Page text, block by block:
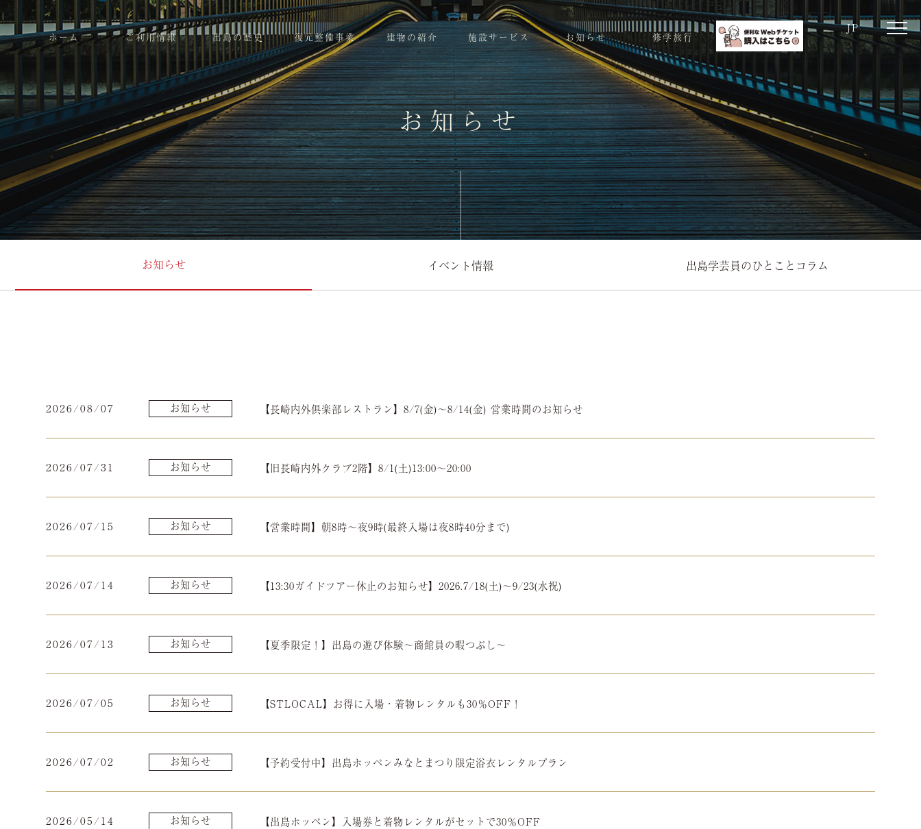
ホーム ご利用情報 出島の歴史 復元整備事業 建物の紹介 施設サービス お知らせ 修学旅行
JP
toggle
お知らせ
お知らせ イベント情報 出島学芸員のひとことコラム
2026/08/07 お知らせ 【長崎内外俱楽部レストラン】8/7(金)～8/14(金) 営業時間のお知らせ
2026/07/31 お知らせ 【旧長崎内外クラブ2階】8/1(土)13:00～20:00
2026/07/15 お知らせ 【営業時間】朝8時～夜9時(最終入場は夜8時40分まで)
2026/07/14 お知らせ 【13:30ガイドツアー休止のお知らせ】2026.7/18(土)～9/23(水祝)
2026/07/13 お知らせ 【夏季限定！】出島の遊び体験～商館員の暇つぶし～
2026/07/05 お知らせ 【STLOCAL】お得に入場・着物レンタルも30％OFF！
2026/07/02 お知らせ 【予約受付中】出島ホッペンみなとまつり限定浴衣レンタルプラン
2026/05/14 お知らせ 【出島ホッペン】入場券と着物レンタルがセットで30％OFF